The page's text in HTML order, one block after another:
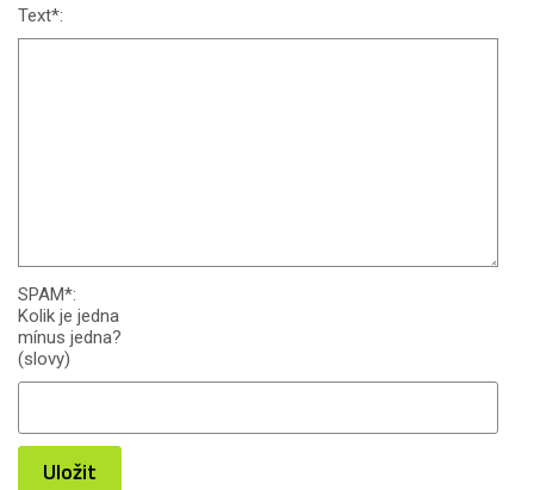
Text*:
SPAM*:
Kolik je jedna
mínus jedna?
(slovy)
Uložit